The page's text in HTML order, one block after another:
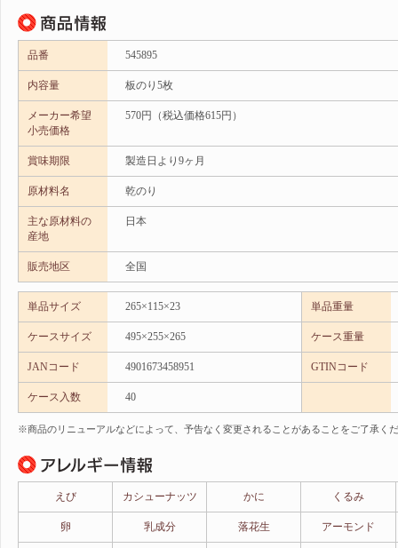
品番 545895
内容量 板のり5枚
メーカー希望
小売価格
570円（税込価格615円）
賞味期限 製造日より9ヶ月
原材料名 乾のり
主な原材料の
産地
日本
販売地区 全国
単品サイズ 265×115×23 単品重量
ケースサイズ 495×255×265 ケース重量
JANコード 4901673458951 GTINコード
ケース入数 40
※商品のリニューアルなどによって、予告なく変更されることがあることをご了承く
えび カシューナッツ かに くるみ
卵 乳成分 落花生 アーモンド